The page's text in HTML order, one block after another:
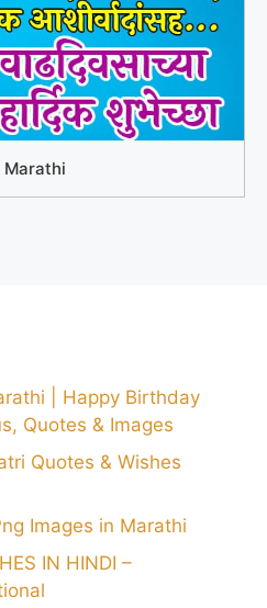
Marathi
| Happy Birthday
Quotes & Images
Quotes & Wishes
Images in Marathi
IN HINDI –